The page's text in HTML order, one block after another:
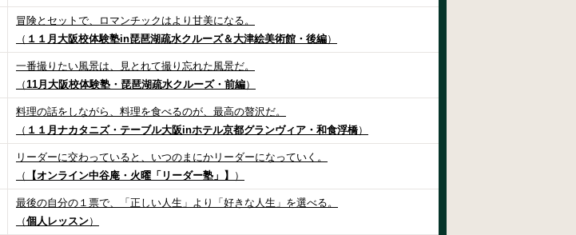
冒険とセットで、ロマンチックはより甘美になる。
（ １１月大阪校体験塾in琵琶湖疏水クルーズ＆大津絵美術館・後編）
一番撮りたい風景は、見とれて撮り忘れた風景だ。
（11月大阪校体験塾・琵琶湖疏水クルーズ・前編）
料理の話をしながら、料理を食べるのが、最高の贅沢だ。
（ １１月ナカタニズ・テーブル大阪inホテル京都グランヴィア・和食浮橋）
リーダーに交わっていると、いつのまにかリーダーになっていく。
（
【オンライン中谷庵・火曜「リーダー塾」】 ）
最後の自分の１票で、「正しい人生」より「好きな人生」を選べる。
（個人レッスン）